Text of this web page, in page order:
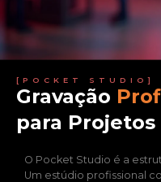
[POCKET STUDIO]
Gravação
para
O Pocket Studio é a
Um estúdio profissional